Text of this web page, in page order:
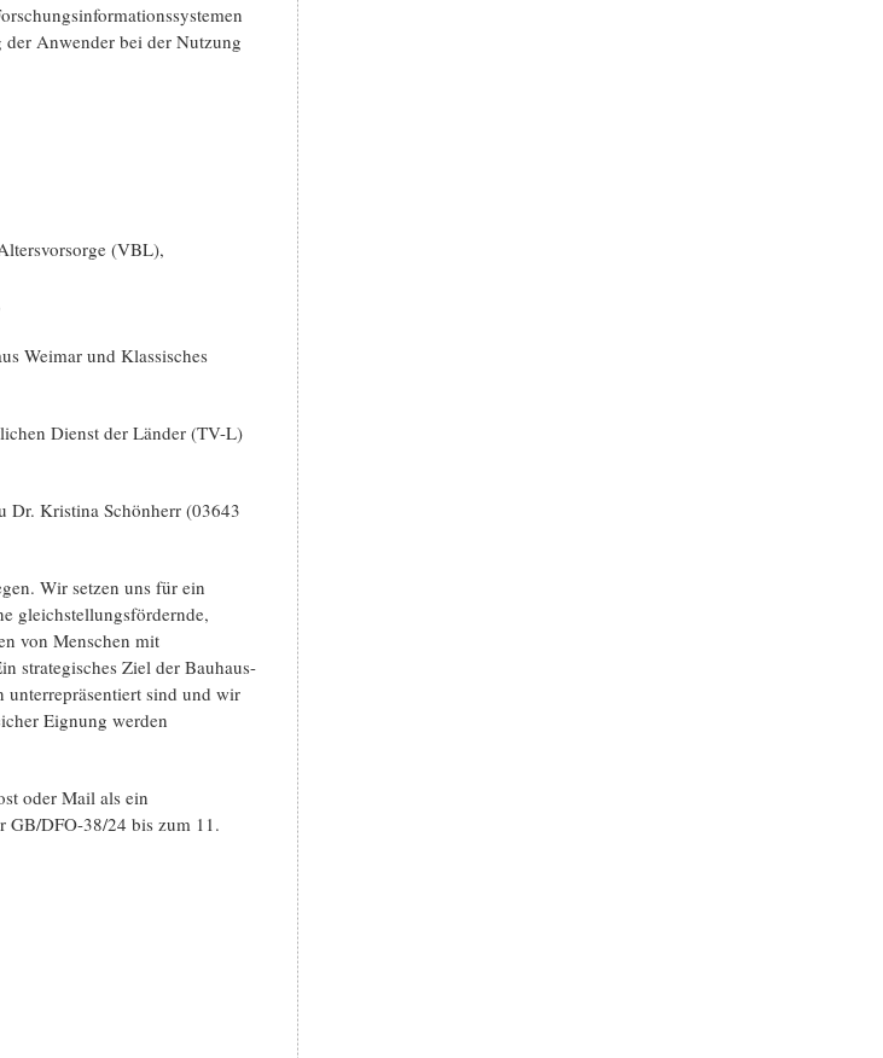
Anwender bei der Nutzung
(VBL),
Weimar und Klassisches
Dienst der Länder (TV-L)
Dr. Kristina Schönherr (03643
Wir setzen uns für ein
gleichstel­lungsfördernde,
von Menschen mit
strategisches Ziel der Bauhaus-
unterrepräsentiert sind und wir
Eignung werden
oder Mail als ein
GB/DFO-38/24 bis zum 11.